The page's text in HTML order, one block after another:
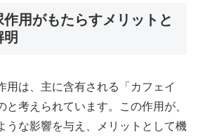
用がもたらすメリットと
用は、主に含有される「カフェイ
と考えられています。この作用が、
うな影響を与え、メリットとして機